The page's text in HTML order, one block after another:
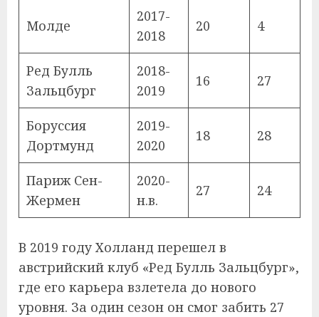
Молде
2017-
2018
20 4
Ред Булль
Зальцбург
2018-
2019
16 27
Боруссия
Дортмунд
2019-
2020
18 28
Париж Сен-
Жермен
2020-
н.в.
27 24
В 2019 году Холланд перешел в
австрийский клуб «Ред Булль Зальцбург»,
где его карьера взлетела до нового
уровня. За один сезон он смог забить 27